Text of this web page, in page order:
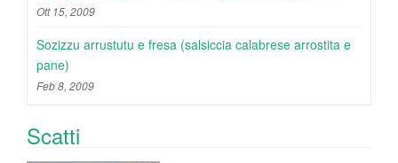
Ott 15, 2009
Sozizzu arrustutu e fresa (salsiccia calabrese arrostita e
pane)
Feb 8, 2009
Scatti